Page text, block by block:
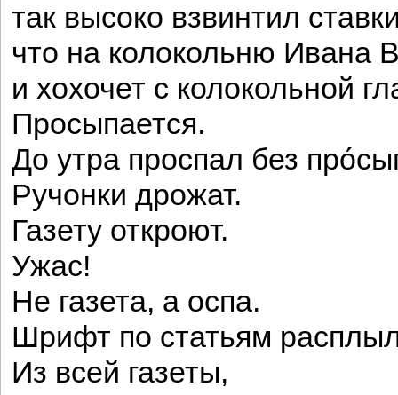
так высоко взвинтил
что на колокольню Ивана
и хохочет с колокольной
Просыпается.
До утра проспал без
Ручонки дрожат.
Газету откроют.
Ужас!
Не газета, а оспа.
Шрифт по статьям
Из всей газеты,